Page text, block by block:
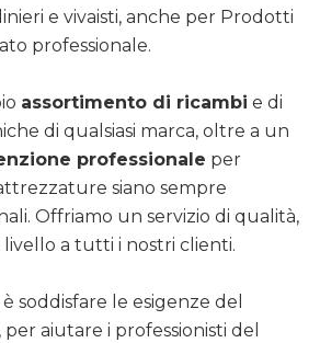
e vivaisti, anche per Prodotti
professionale.
assortimento di ricambi e di
di qualsiasi marca, oltre a un
professionale per
siano sempre
Offriamo un servizio di qualità,
a tutti i nostri clienti.
soddisfare le esigenze del
aiutare i professionisti del